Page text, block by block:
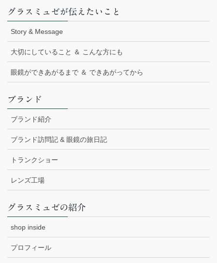
グラスミュゼが伝えたいこと
Story & Message
大切にしていること ＆ こんな方にも
眼鏡ができあがるまで ＆ できあがってから
ブランド
ブランド紹介
ブランド訪問記 & 眼鏡の旅日記
トランクショー
レンズ工場
グラスミュゼの紹介
shop inside
プロフィール